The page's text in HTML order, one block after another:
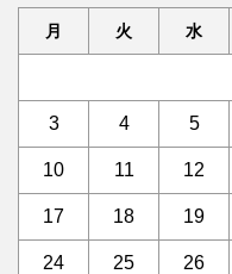
月 火 水
3 4 5
10 11 12
17 18 19
24 25 26